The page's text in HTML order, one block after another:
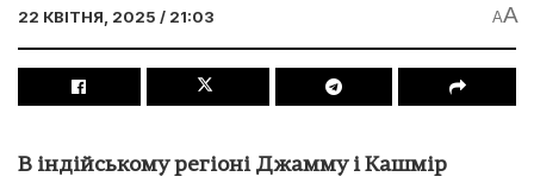
22 КВІТНЯ, 2025 / 21:03 AA
В індійському регіоні Джамму і Кашмір